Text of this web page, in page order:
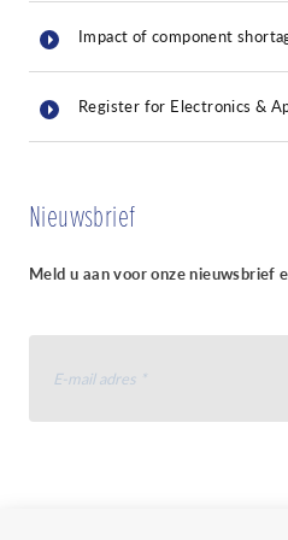
Impact of component
Register for Electronics &
Nieuwsbrief
Meld u aan voor onze nieuwsbrief